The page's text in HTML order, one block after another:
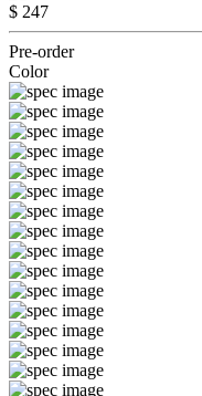
$ 247
Pre-order
Color